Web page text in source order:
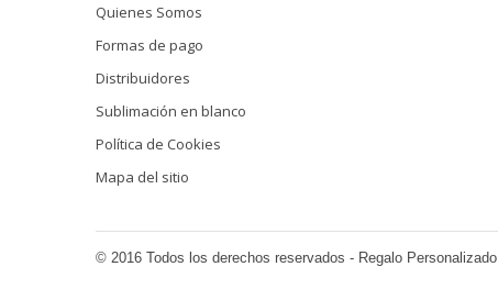
Quienes Somos
Formas de pago
Distribuidores
Sublimación en blanco
Política de Cookies
Mapa del sitio
© 2016 Todos los derechos reservados - Regalo Personalizado